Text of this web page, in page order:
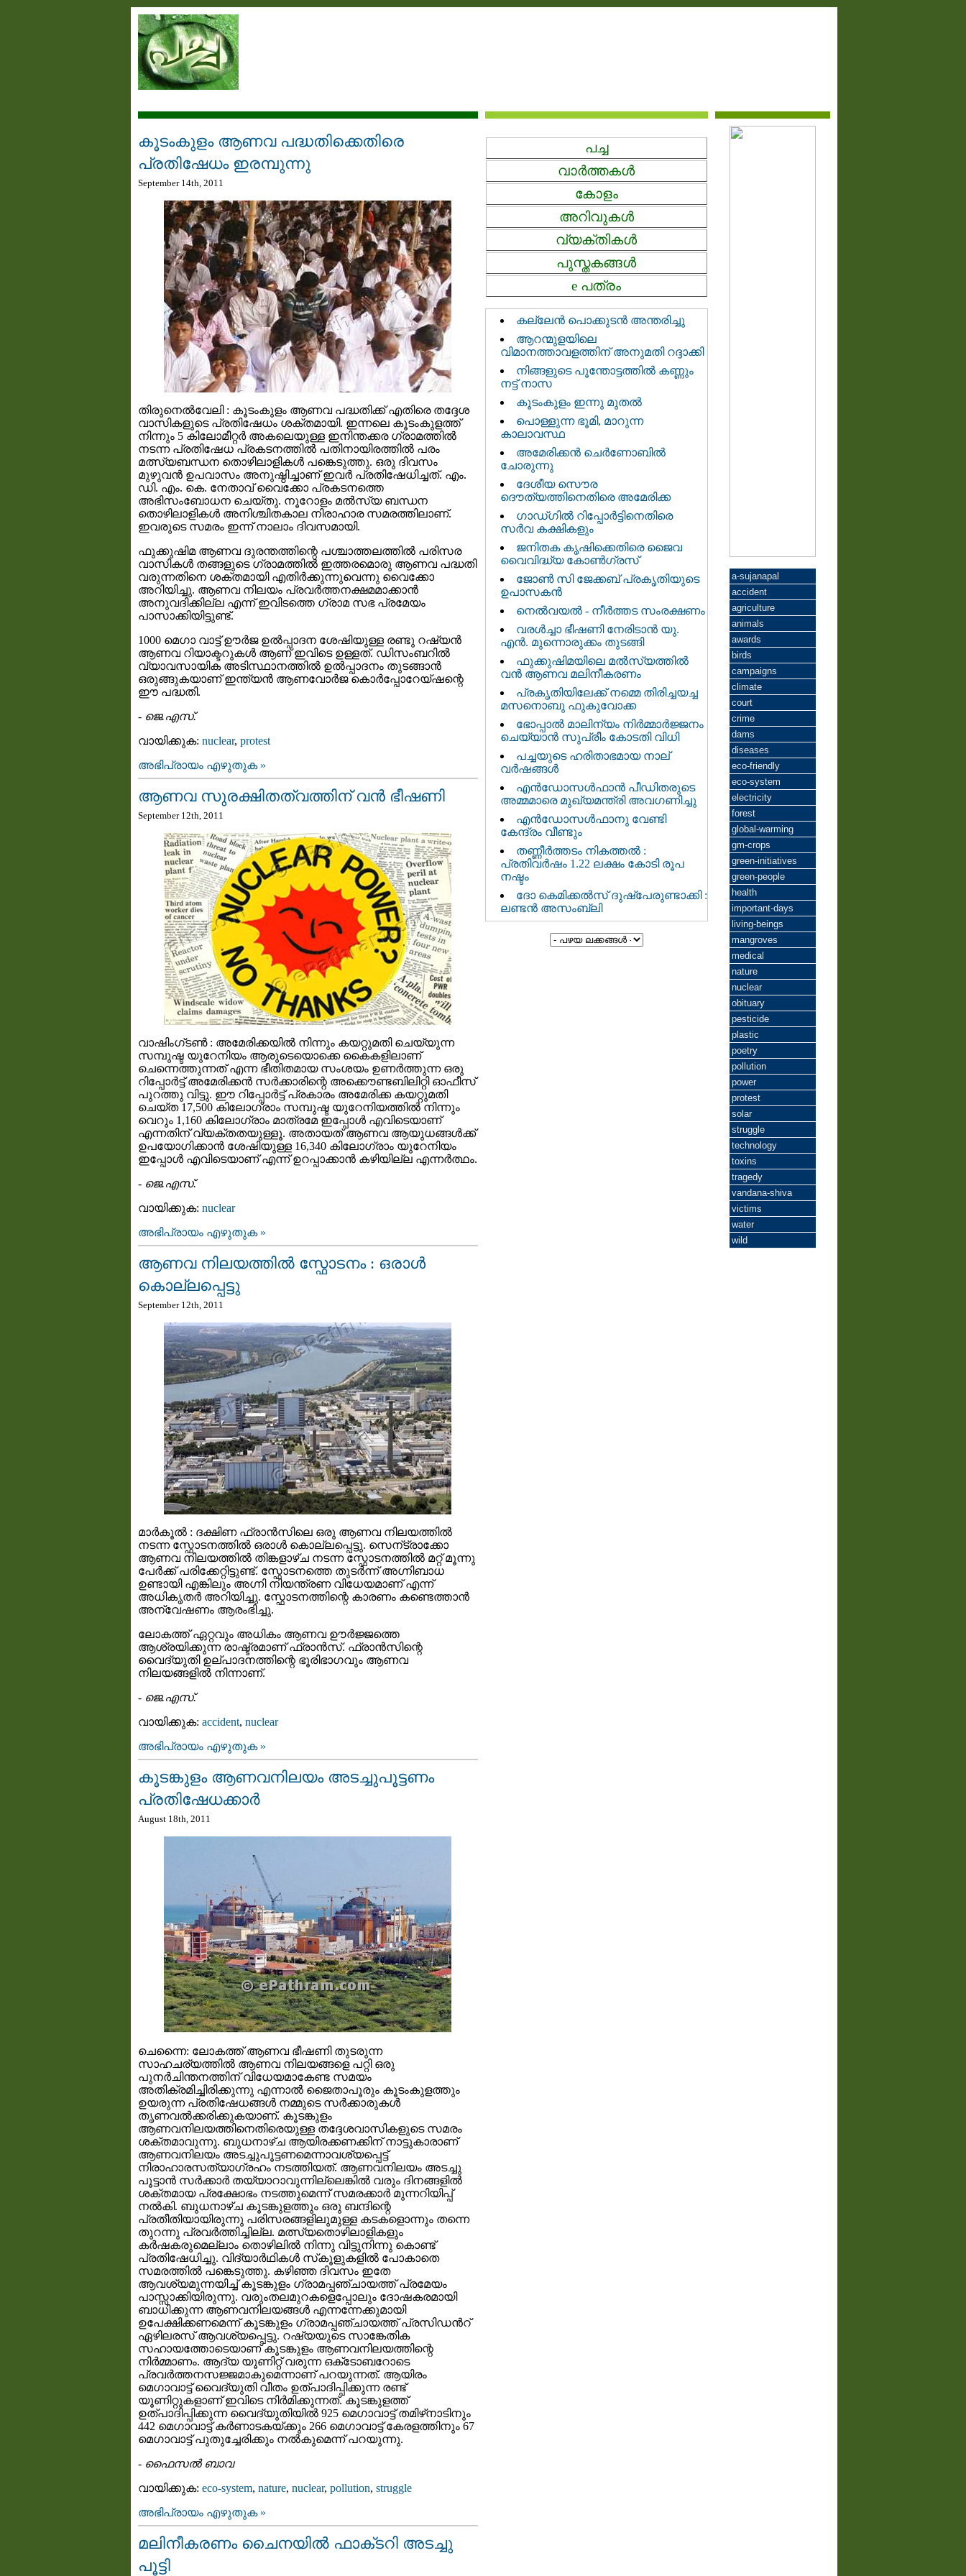
കൂടംകുളം ആണവ പദ്ധതിക്കെതിരെ
പ്രതിഷേധം ഇരമ്പുന്നു
September 14th, 2011
തിരുനെല്‍വേലി : കൂടംകുളം ആണവ പദ്ധതിക്ക്‌ എതിരെ തദ്ദേശ
വാസികളുടെ പ്രതിഷേധം ശക്തമായി. ഇന്നലെ കൂടംകുളത്ത്
നിന്നും 5 കിലോമീറ്റര്‍ അകലെയുള്ള ഇനിന്തക്കര ഗ്രാമത്തില്‍
നടന്ന പ്രതിഷേധ പ്രകടനത്തില്‍ പതിനായിരത്തില്‍ പരം
മത്സ്യബന്ധന തൊഴിലാളികള്‍ പങ്കെടുത്തു. ഒരു ദിവസം
മുഴുവന്‍ ഉപവാസം അനുഷ്ഠിച്ചാണ് ഇവര്‍ പ്രതിഷേധിച്ചത്. എം.
ഡി. എം. കെ. നേതാവ് വൈക്കോ പ്രകടനത്തെ
അഭിസംബോധന ചെയ്തു. നൂറോളം മല്‍സ്യ ബന്ധന
തൊഴിലാളികള്‍ അനിശ്ചിതകാല നിരാഹാര സമരത്തിലാണ്.
ഇവരുടെ സമരം ഇന്ന് നാലാം ദിവസമായി.
ഫുക്കുഷിമ ആണവ ദുരന്തത്തിന്റെ പശ്ചാത്തലത്തില്‍ പരിസര
വാസികള്‍ തങ്ങളുടെ ഗ്രാമത്തില്‍ ഇത്തരമൊരു ആണവ പദ്ധതി
വരുന്നതിനെ ശക്തമായി എതിര്‍ക്കുന്നുവെന്നു വൈക്കോ
അറിയിച്ചു. ആണവ നിലയം പ്രവര്‍ത്തനക്ഷമമാക്കാന്‍
അനുവദിക്കില്ല എന്ന് ഇവിടത്തെ ഗ്രാമ സഭ പ്രമേയം
പാസാക്കിയിട്ടുണ്ട്.
1000 മെഗാ വാട്ട് ഊര്‍ജ ഉല്‍പ്പാദന ശേഷിയുള്ള രണ്ടു റഷ്യന്‍
ആണവ റിയാക്ടറുകള്‍ ആണ് ഇവിടെ ഉള്ളത്. ഡിസംബറില്‍
വ്യാവസായിക അടിസ്ഥാനത്തില്‍ ഉല്‍പ്പാദനം തുടങ്ങാന്‍
ഒരുങ്ങുകയാണ് ഇന്ത്യന്‍ ആണവോര്‍ജ കൊര്‍പ്പോറേയ്ഷന്റെ
ഈ പദ്ധതി.
- ജെ.എസ്.
വായിക്കുക: nuclear, protest
അഭിപ്രായം എഴുതുക »
ആണവ സുരക്ഷിതത്വത്തിന് വന്‍ ഭീഷണി
September 12th, 2011
വാഷിംഗ്ടണ്‍ : അമേരിക്കയില്‍ നിന്നും കയറ്റുമതി ചെയ്യുന്ന
സമ്പുഷ്ട യുറേനിയം ആരുടെയൊക്കെ കൈകളിലാണ്
ചെന്നെത്തുന്നത് എന്ന ഭീതിതമായ സംശയം ഉണര്‍ത്തുന്ന ഒരു
റിപ്പോര്‍ട്ട് അമേരിക്കന്‍ സര്‍ക്കാരിന്റെ അക്കൌണ്ടബിലിറ്റി ഓഫീസ്‌
പുറത്തു വിട്ടു. ഈ റിപ്പോര്‍ട്ട് പ്രകാരം അമേരിക്ക കയറ്റുമതി
ചെയ്ത 17,500 കിലോഗ്രാം സമ്പുഷ്ട യുറേനിയത്തില്‍ നിന്നും
വെറും 1,160 കിലോഗ്രാം മാത്രമേ ഇപ്പോള്‍ എവിടെയാണ്
എന്നതിന് വ്യക്തതയുള്ളൂ. അതായത്‌ ആണവ ആയുധങ്ങള്‍ക്ക്
ഉപയോഗിക്കാന്‍ ശേഷിയുള്ള 16,340 കിലോഗ്രാം യുറേനിയം
ഇപ്പോള്‍ എവിടെയാണ് എന്ന് ഉറപ്പാക്കാന്‍ കഴിയില്ല എന്നര്‍ത്ഥം.
- ജെ.എസ്.
വായിക്കുക: nuclear
അഭിപ്രായം എഴുതുക »
ആണവ നിലയത്തില്‍ സ്ഫോടനം : ഒരാള്‍
കൊല്ലപ്പെട്ടു
September 12th, 2011
മാര്‍കൂല്‍ : ദക്ഷിണ ഫ്രാന്‍സിലെ ഒരു ആണവ നിലയത്തില്‍
നടന്ന സ്ഫോടനത്തില്‍ ഒരാള്‍ കൊല്ലപ്പെട്ടു. സെന്ട്രാക്കോ
ആണവ നിലയത്തില്‍ തിങ്കളാഴ്ച നടന്ന സ്ഫോടനത്തില്‍ മറ്റ് മൂന്നു
പേര്‍ക്ക് പരിക്കേറ്റിട്ടുണ്ട്. സ്ഫോടനത്തെ തുടര്‍ന്ന് അഗ്നിബാധ
ഉണ്ടായി എങ്കിലും അഗ്നി നിയന്ത്രണ വിധേയമാണ് എന്ന്
അധികൃതര്‍ അറിയിച്ചു. സ്ഫോടനത്തിന്റെ കാരണം കണ്ടെത്താന്‍
അന്വേഷണം ആരംഭിച്ചു.
ലോകത്ത്‌ ഏറ്റവും അധികം ആണവ ഊര്‍ജ്ജത്തെ
ആശ്രയിക്കുന്ന രാഷ്ട്രമാണ് ഫ്രാന്‍സ്‌. ഫ്രാന്‍സിന്റെ
വൈദ്യുതി ഉല്പാദനത്തിന്റെ ഭൂരിഭാഗവും ആണവ
നിലയങ്ങളില്‍ നിന്നാണ്.
- ജെ.എസ്.
വായിക്കുക: accident, nuclear
അഭിപ്രായം എഴുതുക »
കൂടങ്കുളം ആണവനിലയം അടച്ചുപൂട്ടണം
പ്രതിഷേധക്കാര്‍
August 18th, 2011
ചെന്നൈ: ലോകത്ത്‌ ആണവ ഭീഷണി തുടരുന്ന
സാഹചര്യത്തില്‍ ആണവ നിലയങ്ങളെ പറ്റി ഒരു
പുനര്‍ചിന്തനത്തിന് വിധേയമാകേണ്ട സമയം
അതിക്രമിച്ചിരിക്കുന്നു എന്നാല്‍ ജൈതാപൂരും കൂടംകുളത്തും
ഉയരുന്ന പ്രതിഷേധങ്ങള്‍ നമ്മുടെ സര്‍ക്കാരുകള്‍
തൃണവല്‍ക്കരിക്കുകയാണ്. കൂടങ്കുളം
ആണവനിലയത്തിനെതിരെയുള്ള തദ്ദേശവാസികളുടെ സമരം
ശക്തമാവുന്നു. ബുധനാഴ്ച ആയിരക്കണക്കിന് നാട്ടുകാരാണ്
ആണവനിലയം അടച്ചുപൂട്ടണമെന്നാവശ്യപ്പെട്ട്
നിരാഹാരസത്യാഗ്രഹം നടത്തിയത്. ആണവനിലയം അടച്ചു
പൂട്ടാന്‍ സര്‍ക്കാര്‍ തയ്യാറാവുന്നില്ലെങ്കില്‍ വരും ദിനങ്ങളില്‍
ശക്തമായ പ്രക്ഷോഭം നടത്തുമെന്ന് സമരക്കാര്‍ മുന്നറിയിപ്പ്
നല്‍കി. ബുധനാഴ്ച കൂടങ്കുളത്തും ഒരു ബന്ദിന്റെ
പ്രതീതിയായിരുന്നു പരിസരങ്ങളിലുമുള്ള കടകളൊന്നും തന്നെ
തുറന്നു പ്രവര്‍ത്തിച്ചില്ല. മത്സ്യതൊഴിലാളികളും
കര്‍ഷകരുമെല്ലാം തൊഴിലില്‍ നിന്നു വിട്ടുനിന്നു കൊണ്ട്
പ്രതിഷേധിച്ചു. വിദ്യാര്‍ഥികള്‍ സ്‌കൂളുകളില്‍ പോകാതെ
സമരത്തില്‍ പങ്കെടുത്തു. കഴിഞ്ഞ ദിവസം ഇതേ
ആവശ്യമുന്നയിച്ച് കൂടങ്കുളം ഗ്രാമപ്പഞ്ചായത്ത് പ്രമേയം
പാസ്സാക്കിയിരുന്നു. വരുംതലമുറകളെപ്പോലും ദോഷകരമായി
ബാധിക്കുന്ന ആണവനിലയങ്ങള്‍ എന്നന്നേക്കുമായി
ഉപേക്ഷിക്കണമെന്ന് കൂടങ്കുളം ഗ്രാമപ്പഞ്ചായത്ത് പ്രസിഡന്‍റ്
ഏഴിലരസ് ആവശ്യപ്പെട്ടു. റഷ്യയുടെ സാങ്കേതിക
സഹായത്തോടെയാണ് കൂടങ്കുളം ആണവനിലയത്തിന്റെ
നിര്‍മ്മാണം. ആദ്യ യൂണിറ്റ് വരുന്ന ഒക്‌ടോബറോടെ
പ്രവര്‍ത്തനസജ്ജമാകുമെന്നാണ് പറയുന്നത്. ആയിരം
മെഗാവാട്ട് വൈദ്യുതി വീതം ഉത്പാദിപ്പിക്കുന്ന രണ്ട്
യൂണിറ്റുകളാണ് ഇവിടെ നിര്‍മിക്കുന്നത്. കൂടങ്കുളത്ത്
ഉത്പാദിപ്പിക്കുന്ന വൈദ്യുതിയില്‍ 925 മെഗാവാട്ട് തമിഴ്‌നാടിനും
442 മെഗാവാട്ട് കര്‍ണാടകയ്ക്കും 266 മെഗാവാട്ട് കേരളത്തിനും 67
മെഗാവാട്ട് പുതുച്ചേരിക്കും നല്‍കുമെന്ന് പറയുന്നു.
- ഫൈസല്‍ ബാവ
വായിക്കുക: eco-system, nature, nuclear, pollution, struggle
അഭിപ്രായം എഴുതുക »
മലിനീകരണം ചൈനയില്‍ ഫാക്‌ടറി അടച്ചു
പൂട്ടി
പച്ച‍
വാര്‍ത്തകള്‍
കോളം
അറിവുകള്‍‍
വ്യക്തികള്‍
പുസ്തകങ്ങള്‍‍
e പത്രം
കല്ലേൻ പൊക്കുടൻ അന്തരിച്ചു
ആറന്മുളയിലെ
വിമാനത്താവളത്തിന്‌ അനുമതി റദ്ദാക്കി
നിങ്ങളുടെ പൂന്തോട്ടത്തിൽ കണ്ണും
നട്ട് നാസ
കൂടംകുളം ഇന്നു മുതൽ
പൊള്ളുന്ന ഭൂമി, മാറുന്ന
കാലാവസ്ഥ
അമേരിക്കൻ ചെർണോബിൽ
ചോരുന്നു
ദേശീയ സൌര
ദൌത്യത്തിനെതിരെ അമേരിക്ക
ഗാഡ്ഗില്‍ റിപ്പോര്‍ട്ടിനെതിരെ
സര്‍വ കക്ഷികളും
ജനിതക കൃഷിക്കെതിരെ ജൈവ
വൈവിദ്ധ്യ കോൺഗ്രസ്
ജോണ്‍ സി ജേക്കബ് പ്രകൃതിയുടെ
ഉപാസകന്‍
നെല്‍വയൽ ‍- നീര്‍ത്തട സംരക്ഷണം
വരള്‍ച്ചാ ഭീഷണി നേരിടാന്‍ യു.
എൻ. മുന്നൊരുക്കം തുടങ്ങി
ഫുക്കുഷിമയിലെ മൽസ്യത്തിൽ
വൻ ആണവ മലിനീകരണം
പ്രകൃതിയിലേക്ക് നമ്മെ തിരിച്ചയച്ച
മസനൊബു ഫുകുവോക്ക
ഭോപ്പാൽ മാലിന്യം നിർമ്മാർജ്ജനം
ചെയ്യാൻ സുപ്രീം കോടതി വിധി
പച്ചയുടെ ഹരിതാഭമായ നാല്
വര്‍ഷങ്ങള്‍
എന്‍ഡോസള്‍ഫാന്‍ പീഡിതരുടെ
അമ്മമാരെ മുഖ്യമന്ത്രി അവഗണിച്ചു
എന്‍ഡോസള്‍ഫാനു വേണ്ടി
കേന്ദ്രം വീണ്ടും
തണ്ണീര്‍ത്തടം നികത്തൽ :‍
പ്രതിവര്‍ഷം 1.22 ലക്ഷം കോടി രൂപ
നഷ്ടം
ദോ കെമിക്കൽസ് ദുഷ്പേരുണ്ടാക്കി :
ലണ്ടൻ അസംബ്ലി
a-sujanapal
accident
agriculture
animals
awards
birds
campaigns
climate
court
crime
dams
diseases
eco-friendly
eco-system
electricity
forest
global-warming
gm-crops
green-initiatives
green-people
health
important-days
living-beings
mangroves
medical
nature
nuclear
obituary
pesticide
plastic
poetry
pollution
power
protest
solar
struggle
technology
toxins
tragedy
vandana-shiva
victims
water
wild